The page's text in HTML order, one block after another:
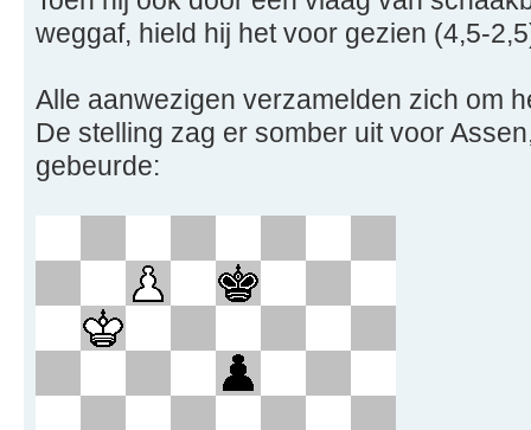
weggaf, hield hij het voor gezien (4,5-
Alle aanwezigen verzamelden zich om
De stelling zag er somber uit voor
gebeurde: